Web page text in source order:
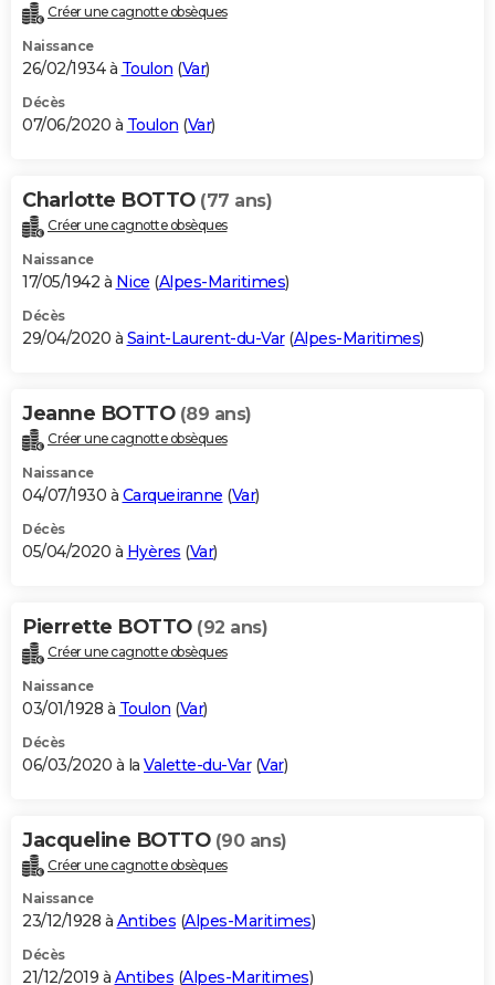
Créer une cagnotte obsèques
Naissance
26/02/1934 à Toulon (Var)
Décès
07/06/2020 à Toulon (Var)
Charlotte BOTTO (77 ans)
Créer une cagnotte obsèques
Naissance
17/05/1942 à Nice (Alpes-Maritimes)
Décès
29/04/2020 à Saint-Laurent-du-Var(Alpes-Maritimes)
Jeanne BOTTO (89 ans)
Créer une cagnotte obsèques
Naissance
04/07/1930 à Carqueiranne (Var)
Décès
05/04/2020 à Hyères (Var)
Pierrette BOTTO (92 ans)
Créer une cagnotte obsèques
Naissance
03/01/1928 à Toulon (Var)
Décès
06/03/2020 à la Valette-du-Var(Var)
Jacqueline BOTTO (90 ans)
Créer une cagnotte obsèques
Naissance
23/12/1928 à Antibes (Alpes-Maritimes)
Décès
21/12/2019 à Antibes (Alpes-Maritimes)